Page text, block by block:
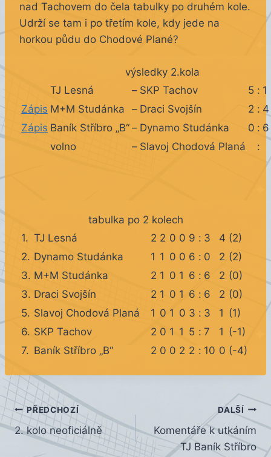
nad Tachovem do čela tabulky po druhém kole.
Udrží se tam i po třetím kole, kdy jede na
horkou půdu do Chodové Plané?
výsledky 2.kola
TJ Lesná
– SKP Tachov 5 : 1
Zápis M+M Studánka – Draci Svojšín 2 : 4
Zápis Baník Stříbro „B“ – Dynamo Studánka 0 : 6
volno
– Slavoj Chodová Planá :
tabulka po 2 kolech
1. TJ Lesná 2 2 0 0 9 : 3 4 (2)
2. Dynamo Studánka 1 1 0 0 6 : 0 2 (2)
3. M+M Studánka 2 1 0 1 6 : 6 2 (0)
3. Draci Svojšín 2 1 0 1 6 : 6 2 (0)
5. Slavoj Chodová Planá 1 0 1 0 3 : 3 1 (1)
6. SKP Tachov 2 0 1 1 5 : 7 1 (-1)
7. Baník Stříbro „B“ 2 0 0 2 2 : 10 0 (-4)
Navigace
pro
PŘEDCHOZÍ
2. kolo neoficiálně
DALŠÍ
Komentáře k utkáním
TJ Baník Stříbro